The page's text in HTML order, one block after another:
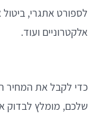
לספורט אתגרי, ביטול
אלקטרוניים ועוד.
כדי לקבל את המחיר
שלכם, מומלץ לבדוק